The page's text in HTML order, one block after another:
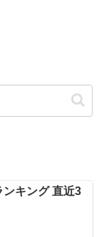
ンキング 直近3